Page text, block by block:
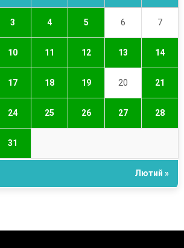
3 4 5 6 7
10 11 12 13 14
17 18 19 20 21
24 25 26 27 28
31
Лютий »